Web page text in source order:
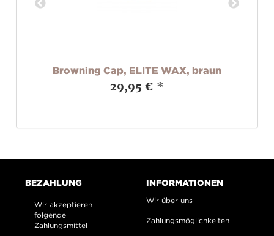
Browning Cap, ELITE WAX, braun
29,95 € *
BEZAHLUNG
Wir akzeptieren
folgende
Zahlungsmittel
INFORMATIONEN
Wir über uns
Zahlungsmöglichkeiten